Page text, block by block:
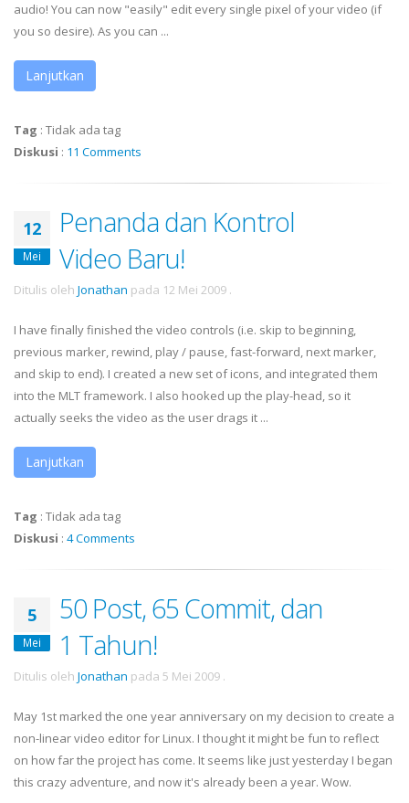
audio! You can now "easily" edit every single pixel of your video (if
you so desire). As you can ...
Lanjutkan
Tag : Tidak ada tag
Diskusi : 11 Comments
12
Mei
Penanda dan Kontrol
Video Baru!
Ditulis oleh Jonathan pada 12 Mei 2009 .
I have finally finished the video controls (i.e. skip to beginning,
previous marker, rewind, play / pause, fast-forward, next marker,
and skip to end). I created a new set of icons, and integrated them
into the MLT framework. I also hooked up the play-head, so it
actually seeks the video as the user drags it ...
Lanjutkan
Tag : Tidak ada tag
Diskusi : 4 Comments
5
Mei
50 Post, 65 Commit, dan
1 Tahun!
Ditulis oleh Jonathan pada 5 Mei 2009 .
May 1st marked the one year anniversary on my decision to create a
non-linear video editor for Linux. I thought it might be fun to reflect
on how far the project has come. It seems like just yesterday I began
this crazy adventure, and now it's already been a year. Wow.